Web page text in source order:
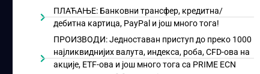
ПЛАЋАЊЕ: Банковни трансфер, кредитна/
дебитна картица, PayPal и још много тога!
ПРОИЗВОДИ: Једноставан приступ до преко 1000
најликвиднијих валута, индекса, роба, CFD-ова на
акције, ETF-ова и још много тога са PRIME ECN